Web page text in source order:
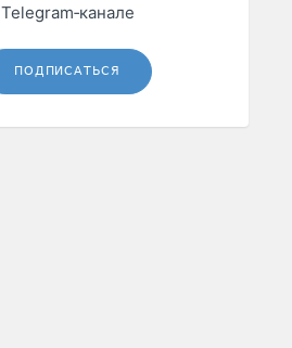
Telegram‑канале
ПОДПИСАТЬСЯ